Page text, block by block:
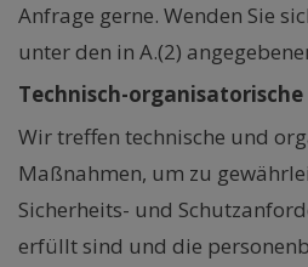
Anfrage gerne. Wenden Sie
unter den in A.(2)
Technisch-
Wir treffen technische und
Maßnahmen, um zu
Sicherheits- und
erfüllt sind und die